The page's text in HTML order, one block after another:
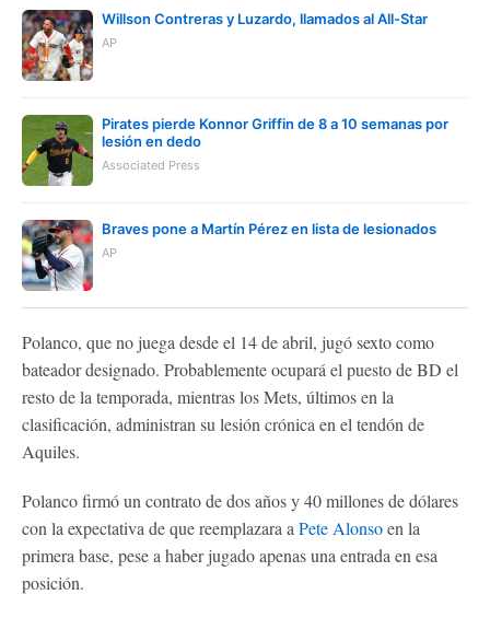
Willson Contreras y Luzardo, llamados al All-Star
AP
Pirates pierde Konnor Griffin de 8 a 10 semanas por
lesión en dedo
Associated Press
Braves pone a Martín Pérez en lista de lesionados
AP
Polanco, que no juega desde el 14 de abril, jugó sexto como
bateador designado. Probablemente ocupará el puesto de BD el
resto de la temporada, mientras los Mets, últimos en la
clasificación, administran su lesión crónica en el tendón de
Aquiles.
Polanco firmó un contrato de dos años y 40 millones de dólares
con la expectativa de que reemplazara a Pete Alonsoen la
primera base, pese a haber jugado apenas una entrada en esa
posición.